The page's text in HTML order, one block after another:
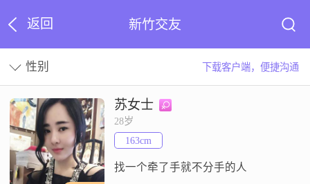
返回 新竹交友
性别 下载客户端，便捷沟通
苏女士
28岁
163cm
找一个牵了手就不分手的人